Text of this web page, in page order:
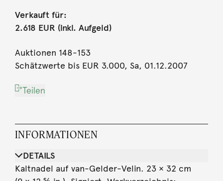
Verkauft für:
2.618 EUR (inkl. Aufgeld)
Auktionen 148-153
Schätzwerte bis EUR 3.000, Sa, 01.12.2007
Teilen
INFORMATIONEN
DETAILS
Kaltnadel auf van-Gelder-Velin. 23 × 32 cm